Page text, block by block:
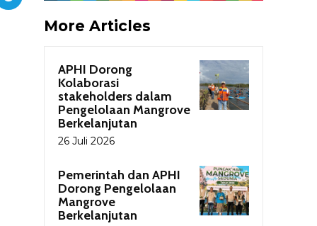
More Articles
APHI Dorong
Kolaborasi
stakeholders dalam
Pengelolaan Mangrove
Berkelanjutan
26 Juli 2026
Pemerintah dan APHI
Dorong Pengelolaan
Mangrove
Berkelanjutan